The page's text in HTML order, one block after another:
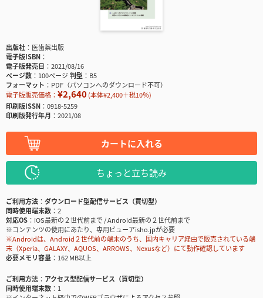
出版社
医歯薬出版
電子版ISBN
電子版発売日
2021/08/16
ページ数
100ページ判型
B5
フォーマット
PDF（パソコンへのダウンロード不可）
電子版販売価格： ¥2,640(本体¥2,400＋税10％)
印刷版ISSN
0918-5259
印刷版発行年月
2021/08
カートに入れる
ちょっと立ち読み
ご利用方法
ダウンロード型配信サービス（買切型）
同時使用端末数
2
対応OS
iOS最新の２世代前まで / Android最新の２世代前まで
※コンテンツの使用にあたり、専用ビューアisho.jpが必要
※Androidは、Android２世代前の端末のうち、国内キャリア経由で販売されている端
末（Xperia、GALAXY、AQUOS、ARROWS、Nexusなど）にて動作確認しています
必要メモリ容量
162 MB以上
ご利用方法
アクセス型配信サービス（買切型）
同時使用端末数
1